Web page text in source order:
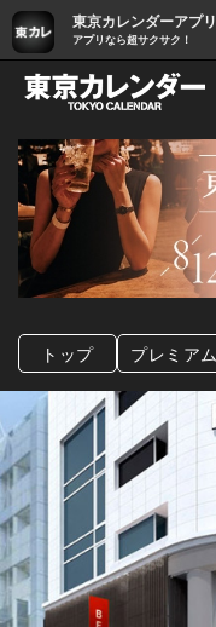
東京カレンダーアプリ
アプリなら超サクサク！
トップ プレミアム